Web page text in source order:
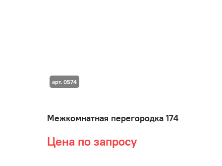
Межкомнатная перегородка 174
Цена по запросу
арт. 0574